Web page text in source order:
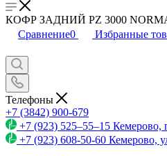
КОФР ЗАДНИЙ PZ 3000
Сравнение0 Избранные
Телефоны
+7 (3842) 900-679
+7 (923) 525–55–15 Кемерово,
+7 (923) 608-50-60 Кемерово,